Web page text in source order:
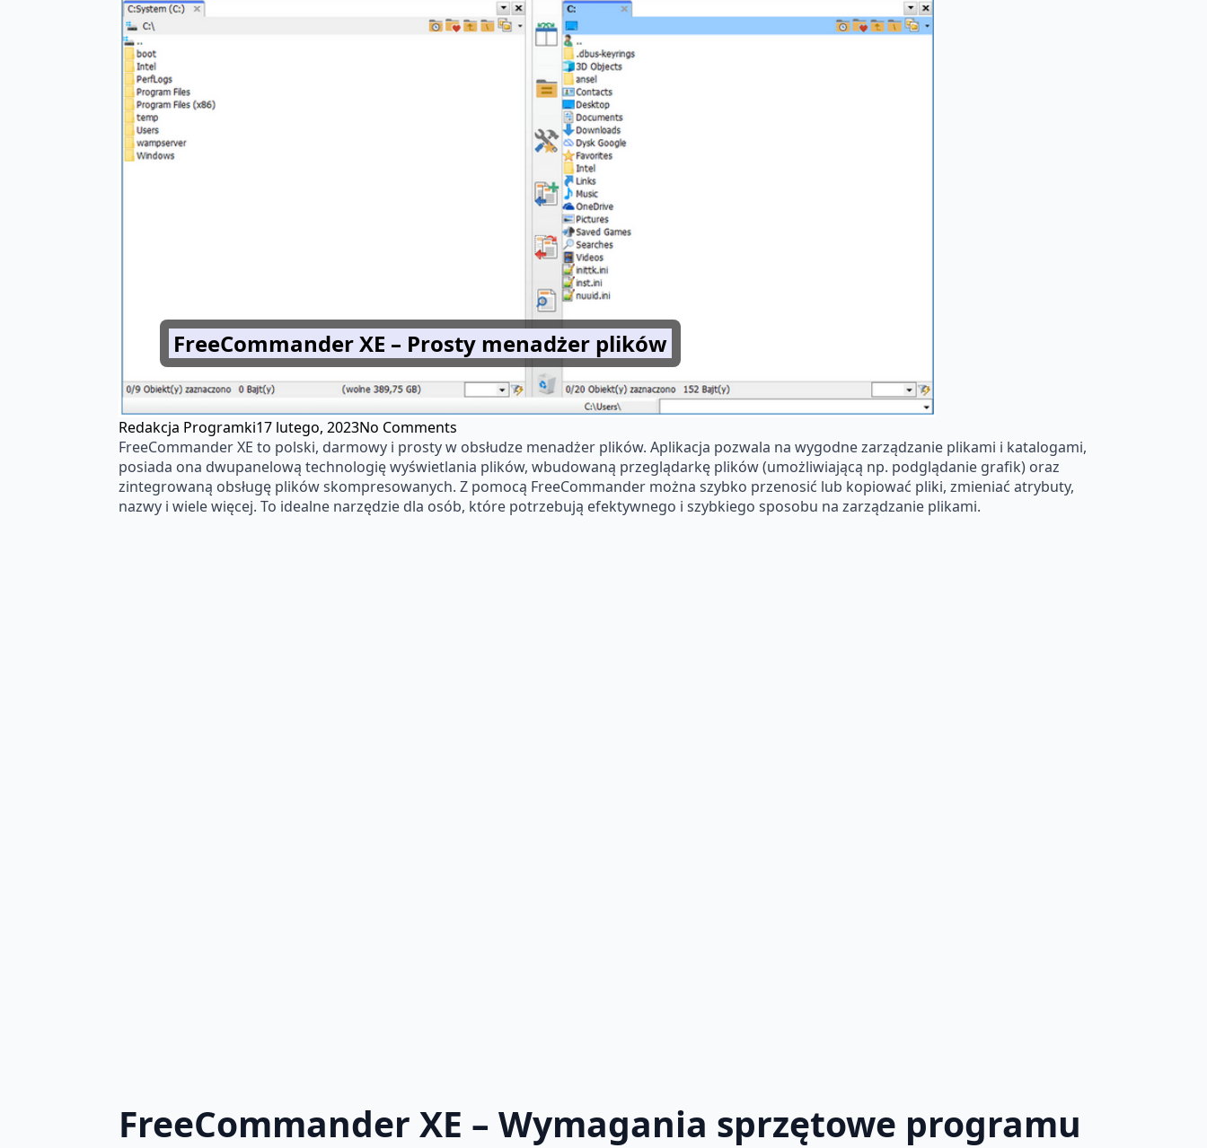
FreeCommander XE – Prosty menadżer plików
Redakcja Programki17 lutego, 2023No Comments
FreeCommander XE to polski, darmowy i prosty w obsłudze menadżer plików. Aplikacja pozwala na wygodne zarządzanie plikami i katalogami,
posiada ona dwupanelową technologię wyświetlania plików, wbudowaną przeglądarkę plików (umożliwiającą np. podglądanie grafik) oraz
zintegrowaną obsługę plików skompresowanych. Z pomocą FreeCommander można szybko przenosić lub kopiować pliki, zmieniać atrybuty,
nazwy i wiele więcej. To idealne narzędzie dla osób, które potrzebują efektywnego i szybkiego sposobu na zarządzanie plikami.
FreeCommander XE – Wymagania sprzętowe programu